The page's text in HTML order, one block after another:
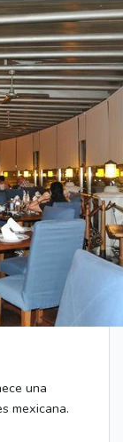
una
mexicana.